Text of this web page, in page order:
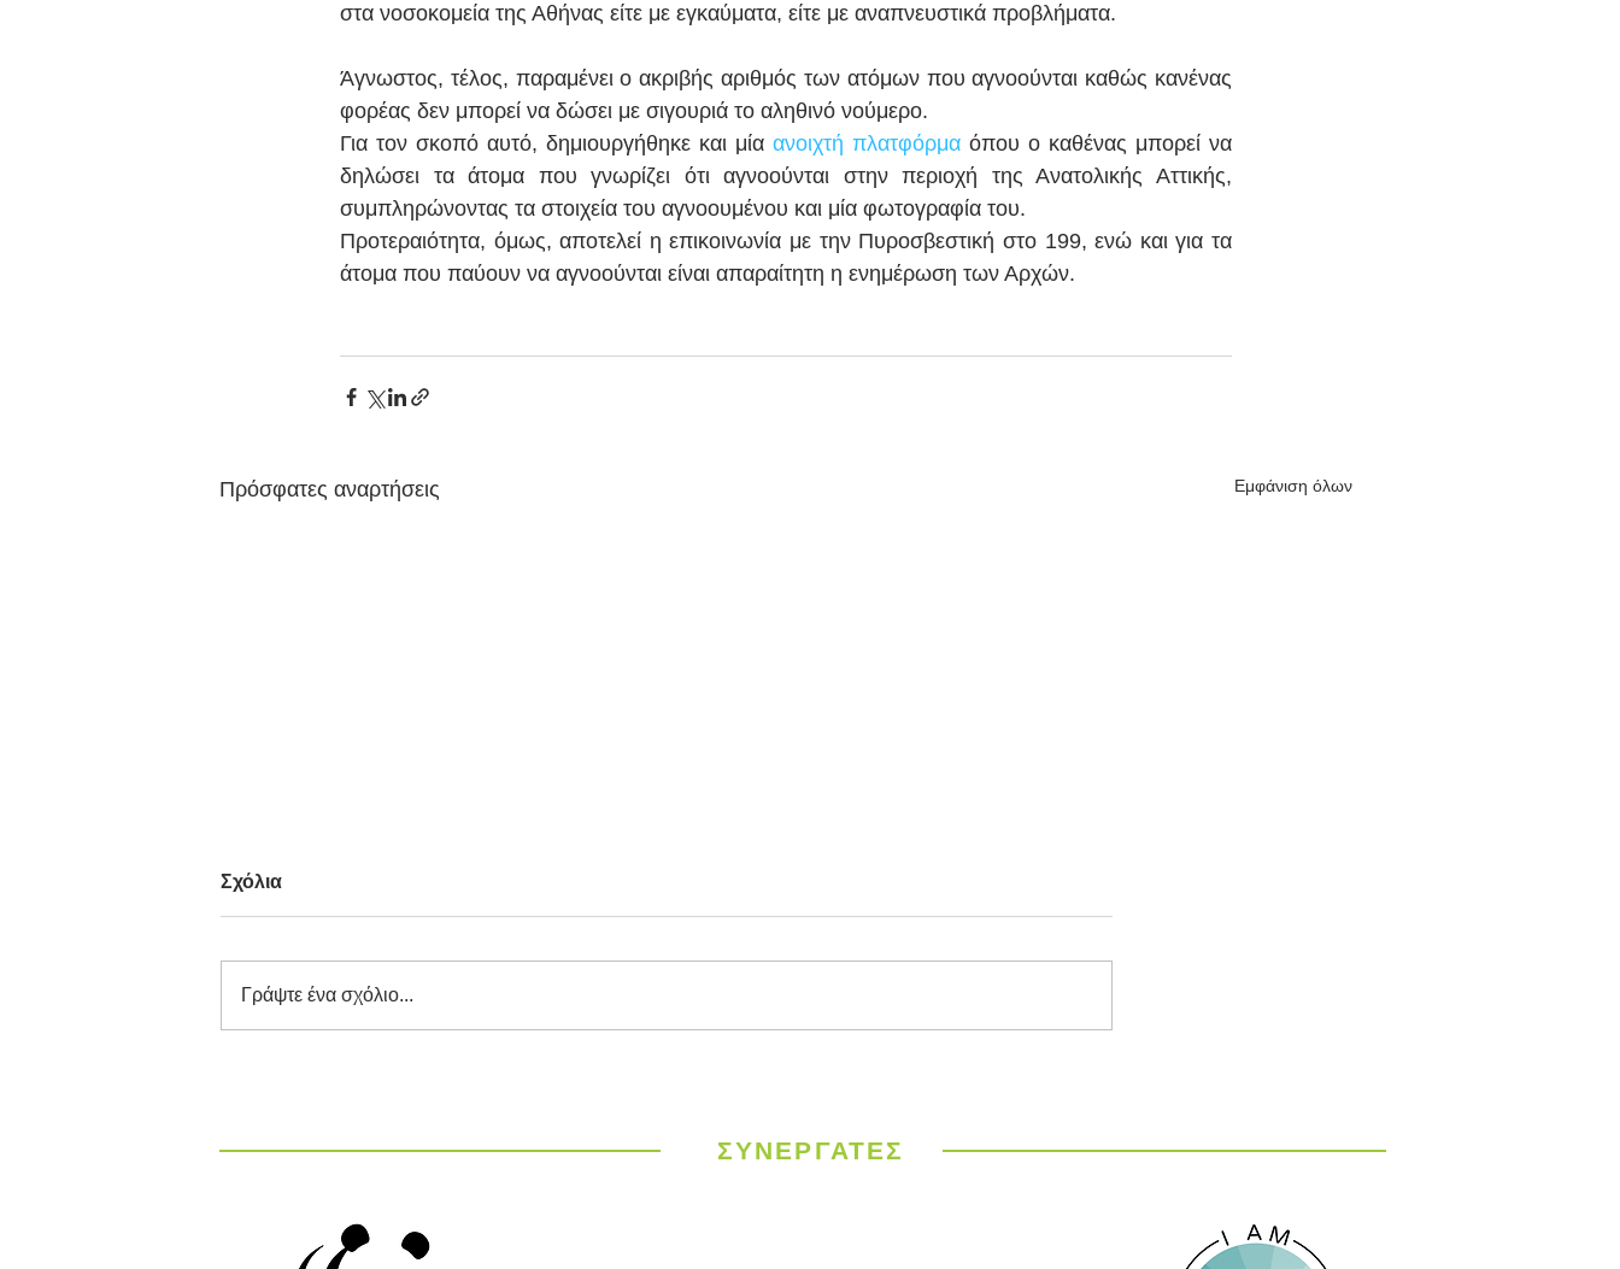
στα νοσοκομεία της Αθήνας είτε με εγκαύματα, είτε με αναπνευστικά προβλήματα.
Άγνωστος, τέλος, παραμένει ο ακριβής αριθμός των ατόμων που αγνοούνται καθώς κανένας
φορέας δεν μπορεί να δώσει με σιγουριά το αληθινό νούμερο.
Για τον σκοπό αυτό, δημιουργήθηκε και μία ανοιχτή πλατφόρμα όπου ο καθένας μπορεί να
δηλώσει τα άτομα που γνωρίζει ότι αγνοούνται στην περιοχή της Ανατολικής Αττικής,
συμπληρώνοντας τα στοιχεία του αγνοουμένου και μία φωτογραφία του.
Προτεραιότητα, όμως, αποτελεί η επικοινωνία με την Πυροσβεστική στο 199, ενώ και για τα
άτομα που παύουν να αγνοούνται είναι απαραίτητη η ενημέρωση των Αρχών.
Πρόσφατες αναρτήσεις Εμφάνιση όλων
καύσωνας σαρώνει την
Ευρώπη
Σχόλια
Γράψτε ένα σχόλιο...
ΣΥΝΕΡΓΑΤΕΣ